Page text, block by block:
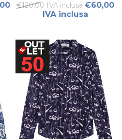
€120,00 IVA inclusa €60,00
IVA inclusa